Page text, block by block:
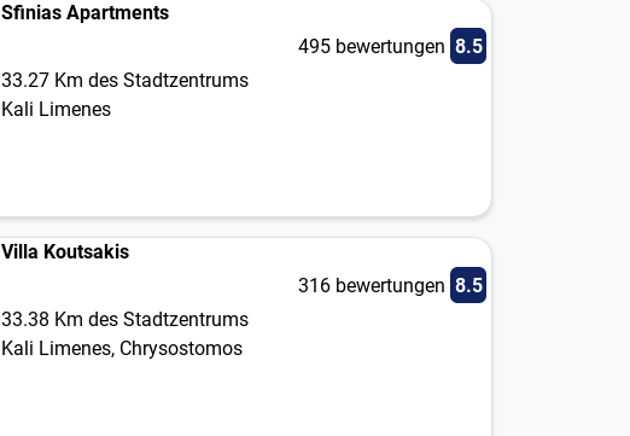
Sfinias Apartments
495 bewertungen 8.5
33.27 Km des Stadtzentrums
Kali Limenes
Villa Koutsakis
316 bewertungen 8.5
33.38 Km des Stadtzentrums
Kali Limenes, Chrysostomos